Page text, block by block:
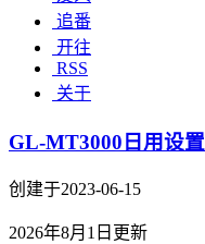
追番
开往
RSS
关于
GL-MT3000日用设置
创建于2023-06-15
2026年8月1日更新